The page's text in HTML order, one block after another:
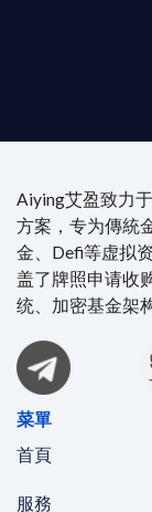
Aiying艾盈致力
方案，专为傳統
金、Defi等虚拟
盖了牌照申请收
统、加密基金架
菜單
首頁
服務